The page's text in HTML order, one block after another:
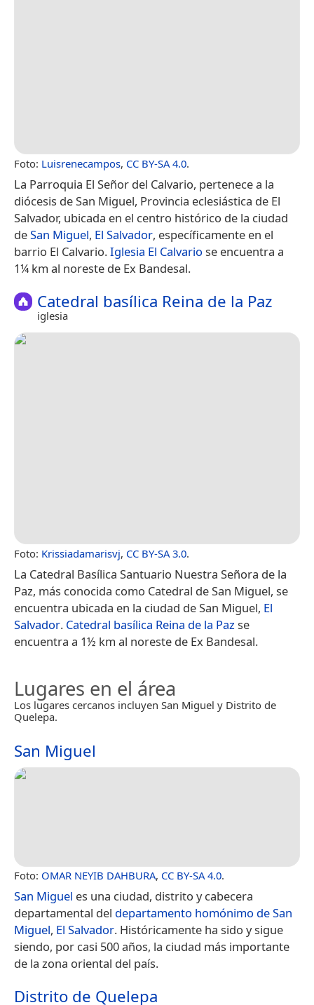
Foto: Luisrenecampos, CC BY-SA 4.0.
La Parroquia El Señor del Calvario, pertenece a la
diócesis de San Miguel, Provincia eclesiástica de El
Salvador, ubicada en el centro histórico de la ciudad
deSan Miguel, El Salvador, específicamente en el
barrio El Calvario.Iglesia El Calvario se encuentra a
1¼ km al noreste de Ex Bandesal.
Catedral basílica Reina de la Paz
iglesia
Foto: Krissiadamarisvj, CC BY-SA 3.0.
La Catedral Basílica Santuario Nuestra Señora de la
Paz,​ más conocida como Catedral de San Miguel, se
encuentra ubicada en la ciudad de San Miguel, El
Salvador. Catedral basílica Reina de la Pazse
encuentra a 1½ km al noreste de Ex Bandesal.
Lugares en el área
Los lugares cercanos incluyen San Miguel y Distrito de
Quelepa.
San Miguel
Foto: OMAR NEYIB DAHBURA, CC BY-SA 4.0.
San Miguel es una ciudad, distrito y cabecera
departamental del departamento homónimo de San
Miguel, El Salvador. Históricamente ha sido y sigue
siendo, por casi 500 años, la ciudad más importante
de la zona oriental del país.
Distrito de Quelepa